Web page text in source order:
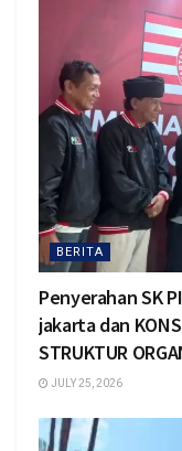
BERITA
Penyerahan SK
jakarta dan
STRUKTUR
JULY 25, 2026